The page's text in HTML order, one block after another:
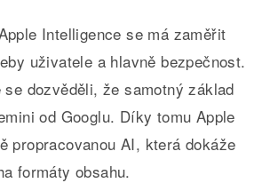
Intelligence se má zaměřit
uživatele a hlavně bezpečnost.
dozvěděli, že samotný základ
od Googlu. Díky tomu Apple
propracovanou AI, která dokáže
formáty obsahu.